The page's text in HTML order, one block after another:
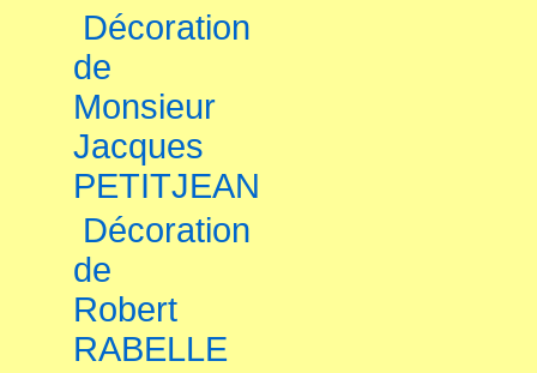
Décoration
de
Monsieur
Jacques
PETITJEAN
Décoration
de
Robert
RABELLE